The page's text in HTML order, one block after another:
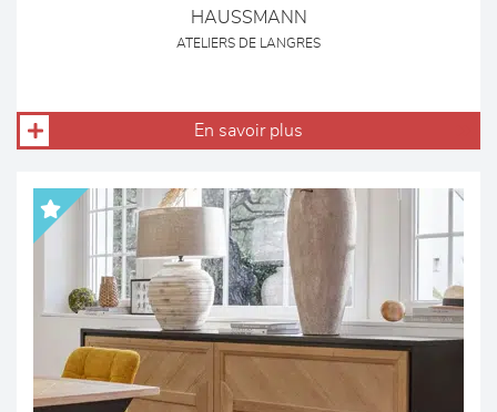
HAUSSMANN
ATELIERS DE LANGRES
En savoir plus